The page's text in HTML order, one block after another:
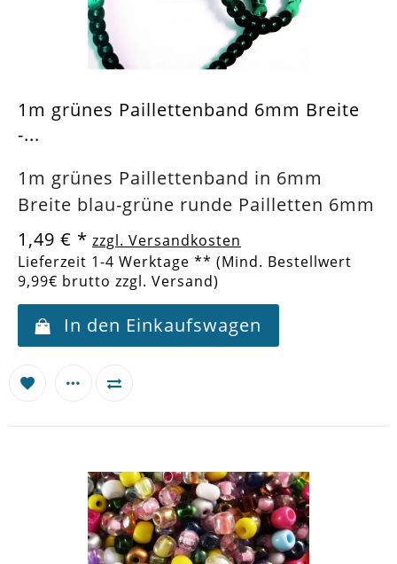
1m grünes Paillettenband 6mm Breite
-...
1m grünes Paillettenband in 6mm
Breite blau-grüne runde Pailletten 6mm
1,49 € * zzgl. Versandkosten
Lieferzeit 1-4 Werktage ** (Mind. Bestellwert
9,99€ brutto zzgl. Versand)
In den Einkaufswagen